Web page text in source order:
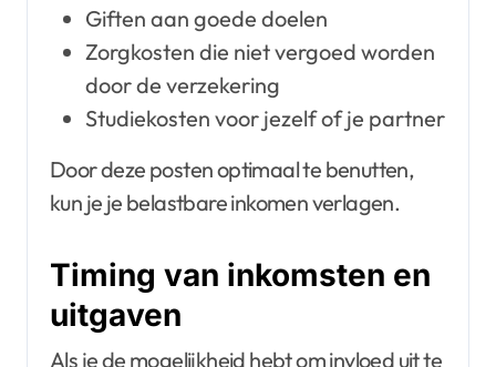
Giften aan goede doelen
Zorgkosten die niet vergoed worden
door de verzekering
Studiekosten voor jezelf of je partner
Door deze posten optimaal te benutten,
kun je je belastbare inkomen verlagen.
Timing van inkomsten en
uitgaven
Als je de mogelijkheid hebt om invloed uit te